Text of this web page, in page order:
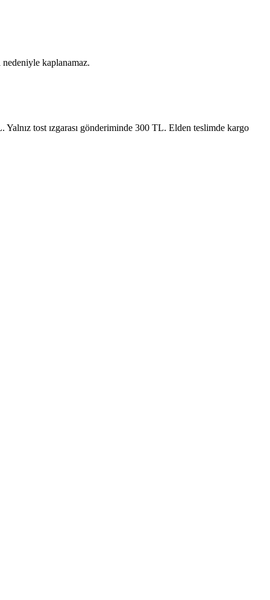
kaplanamaz.
tost ızgarası gönderiminde 300 TL. Elden teslimde kargo